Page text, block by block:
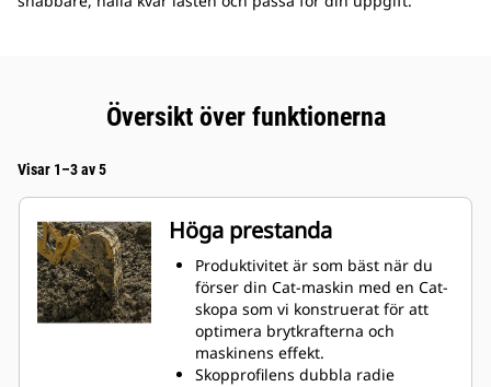
Översikt över funktionerna
Visar 1–3 av 5
Höga prestanda
Produktivitet är som bäst när du
förser din Cat-maskin med en Cat-
skopa som vi konstruerat för att
optimera brytkrafterna och
maskinens effekt.
Skopprofilens dubbla radie